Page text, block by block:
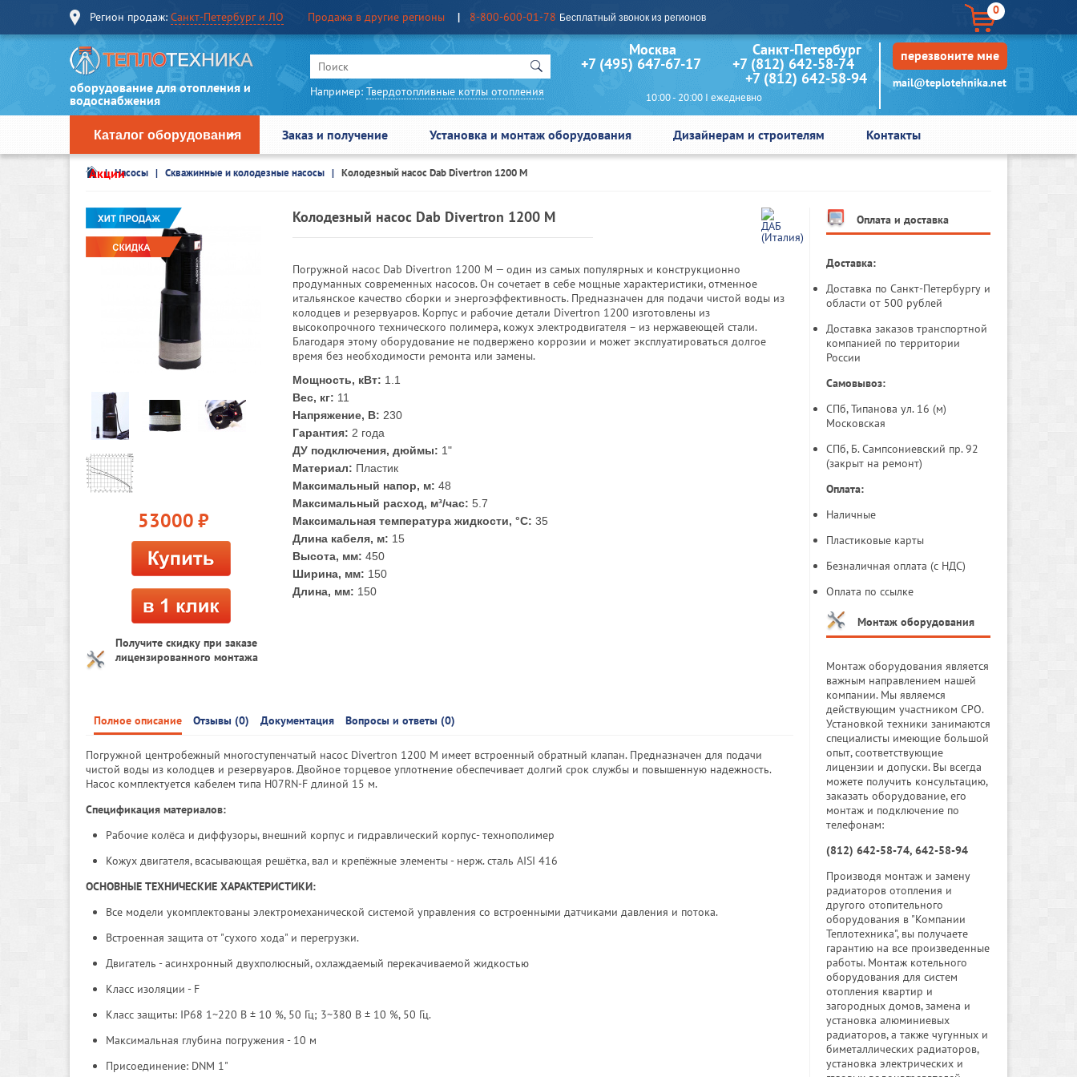
Регион продаж: Санкт-Петербург и ЛО Продажа в другие регионы 8-800-600-01-78 Бесплатный звонок из регионов
0
оборудование для отопления и
водоснабжения
Например: Твердотопливные котлы отопления
Москва Санкт-Петербург
+7 (495) 647-67-17 +7 (812) 642-58-74
+7 (812) 642-58-94
10:00 - 20:00 I ежедневно
перезвоните мне
mail@teplotehnika.net
Каталог оборудования Заказ и получение Установка и монтаж оборудования Дизайнерам и строителям Контакты
АкцииНасосы Скважинные и колодезные насосы Колодезный насос Dab Divertron 1200 M
53000 руб.
Получите скидку при заказе
лицензированного монтажа
Колодезный насос Dab Divertron 1200 M
Погружной насос Dab Divertron 1200 M — один из самых популярных и конструкционно
продуманных современных насосов. Он сочетает в себе мощные характеристики, отменное
итальянское качество сборки и энергоэффективность. Предназначен для подачи чистой воды из
колодцев и резервуаров. Корпус и рабочие детали Divertron 1200 изготовлены из
высокопрочного технического полимера, кожух электродвигателя – из нержавеющей стали.
Благодаря этому оборудование не подвержено коррозии и может эксплуатироваться долгое
время без необходимости ремонта или замены.
Мощность, кВт: 1.1
Вес, кг: 11
Напряжение, В: 230
Гарантия: 2 года
ДУ подключения, дюймы: 1"
Материал: Пластик
Максимальный напор, м: 48
Максимальный расход, м³/час: 5.7
Максимальная температура жидкости, °С: 35
Длина кабеля, м: 15
Высота, мм: 450
Ширина, мм: 150
Длина, мм: 150
Полное описание Отзывы (0) Документация Вопросы и ответы (0)
Погружной центробежный многоступенчатый насос Divertron 1200 M имеет встроенный обратный клапан. Предназначен для подачи
чистой воды из колодцев и резервуаров. Двойное торцевое уплотнение обеспечивает долгий срок службы и повышенную надежность.
Насос комплектуется кабелем типа H07RN-F длиной 15 м.
Спецификация материалов:
Рабочие колёса и диффузоры, внешний корпус и гидравлический корпус- технополимер
Кожух двигателя, всасывающая решётка, вал и крепёжные элементы - нерж. сталь AISI 416
ОСНОВНЫЕ ТЕХНИЧЕСКИЕ ХАРАКТЕРИСТИКИ:
Все модели укомплектованы электромеханической системой управления со встроенными датчиками давления и потока.
Встроенная защита от "сухого хода" и перегрузки.
Двигатель - асинхронный двухполюсный, охлаждаемый перекачиваемой жидкостью
Класс изоляции - F
Класс защиты: IP68 1~220 В ± 10 %, 50 Гц; 3~380 В ± 10 %, 50 Гц.
Максимальная глубина погружения - 10 м
Присоединение: DNM 1"
Оплата и доставка
Доставка:
Доставка по Санкт-Петербургу и
области от 500 рублей
Доставка заказов транспортной
компанией по территории
России
Самовывоз:
СПб, Типанова ул. 16 (м)
Московская
СПб, Б. Сампсониевский пр. 92
(закрыт на ремонт)
Оплата:
Наличные
Пластиковые карты
Безналичная оплата (с НДС)
Оплата по ссылке
Монтаж оборудования
Монтаж оборудования является
важным направлением нашей
компании. Мы являемся
действующим участником СРО.
Установкой техники занимаются
специалисты имеющие большой
опыт, соответствующие
лицензии и допуски. Вы всегда
можете получить консультацию,
заказать оборудование, его
монтаж и подключение по
телефонам:
(812) 642-58-74, 642-58-94
Производя монтаж и замену
радиаторов отопления и
другого отопительного
оборудования в "Компании
Теплотехника", вы получаете
гарантию на все произведенные
работы. Монтаж котельного
оборудования для систем
отопления квартир и
загородных домов, замена и
установка алюминиевых
радиаторов, а также чугунных и
биметаллических радиаторов,
установка электрических и